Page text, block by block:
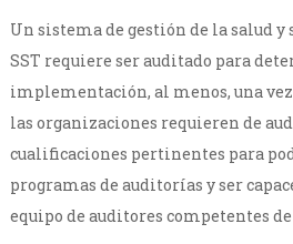
Un sistema de gestión de la salud y
SST requiere ser auditado para
implementación, al menos, una
las organizaciones requieren de
cualificaciones pertinentes para
programas de auditorías y ser
equipo de auditores competentes